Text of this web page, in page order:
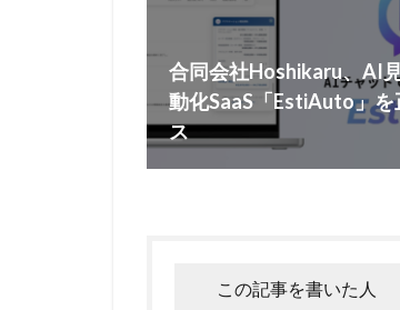
合同会社Hoshikaru、AI
動化SaaS「EstiAuto」を
ス
この記事を書いた人